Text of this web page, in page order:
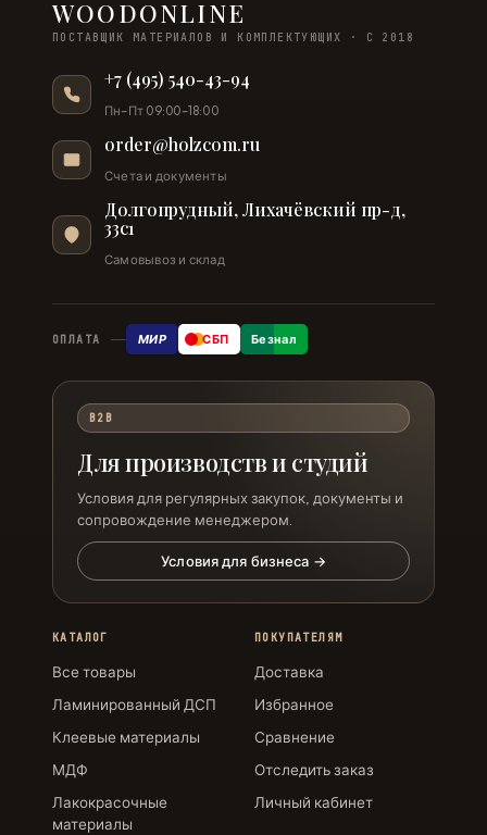
WOODONLINE
ПОСТАВЩИК МАТЕРИАЛОВ И КОМПЛЕКТУЮЩИХ · С 2018
+7 (495) 540-43-94
Пн–Пт 09:00–18:00
order@holzcom.ru
Счета и документы
Долгопрудный, Лихачёвский пр-д,
33с1
Самовывоз и склад
ОПЛАТА МИР СБП Безнал
B2B
Для производств и студий
Условия для регулярных закупок, документы и
сопровождение менеджером.
Условия для бизнеса →
КАТАЛОГ
Все товары
Ламинированный ДСП
Клеевые материалы
МДФ
Лакокрасочные
материалы
ПОКУПАТЕЛЯМ
Доставка
Избранное
Сравнение
Отследить заказ
Личный кабинет